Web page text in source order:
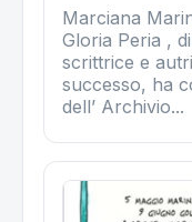
Marciana
Gloria Peria ,
scrittrice e
successo, ha
dell’ Archivio...